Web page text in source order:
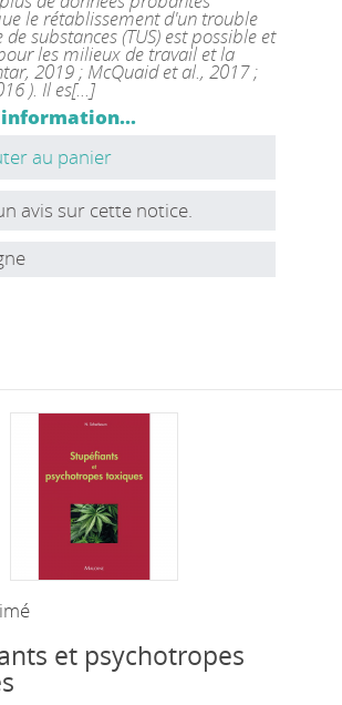
le rétablissement d'un trouble
substances (TUS) est possible et
les milieux de travail et la
2019 ; McQuaid et al., 2017 ;
). Il es[...]
au panier
avis sur cette notice.
et psychotropes